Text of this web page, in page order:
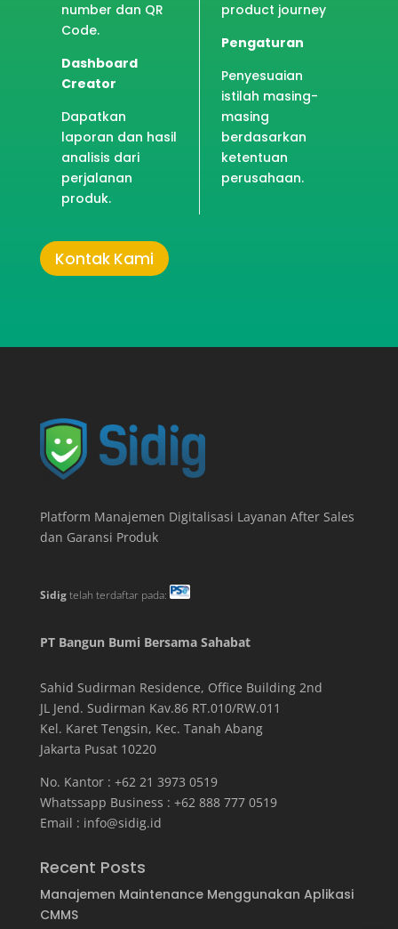
number dan QR
Code.
Dashboard
Creator
Dapatkan
laporan dan hasil
analisis dari
perjalanan
produk.
product journey
Pengaturan
Penyesuaian
istilah masing-
masing
berdasarkan
ketentuan
perusahaan.
Kontak Kami
Platform Manajemen Digitalisasi Layanan After Sales
dan Garansi Produk
Sidigtelah terdaftar pada:
PT Bangun Bumi Bersama Sahabat
Sahid Sudirman Residence, Office Building 2nd
JL Jend. Sudirman Kav.86 RT.010/RW.011
Kel. Karet Tengsin, Kec. Tanah Abang
Jakarta Pusat 10220
No. Kantor : +62 21 3973 0519
Whatssapp Business : +62 888 777 0519
Email : info@sidig.id
Recent Posts
Manajemen Maintenance Menggunakan Aplikasi
CMMS